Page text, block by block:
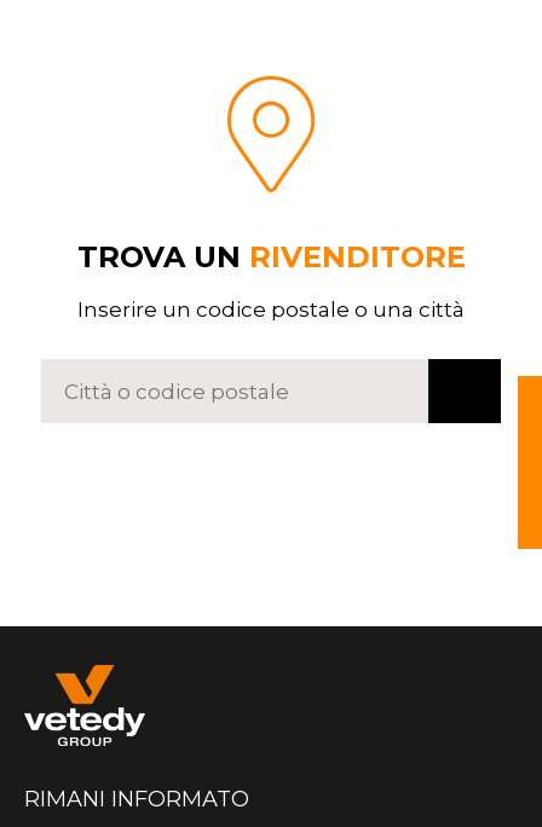
TROVA UN RIVENDITORE
Inserire un codice postale o una città
RIMANI INFORMATO